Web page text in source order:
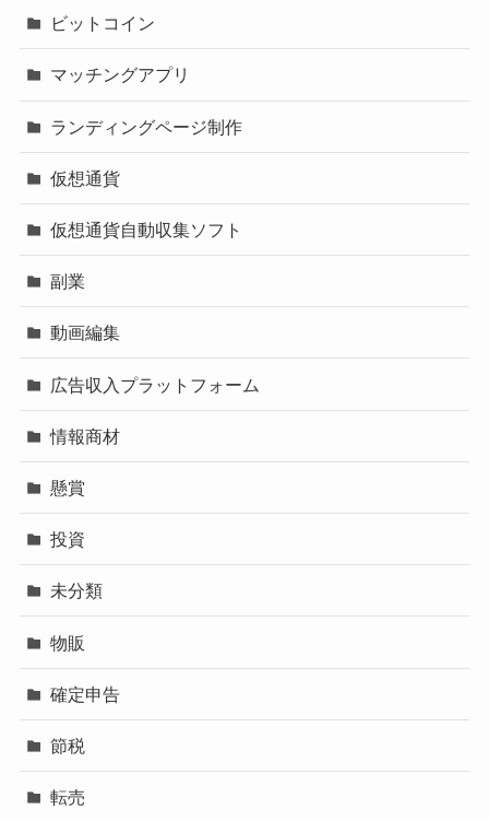
ビットコイン
マッチングアプリ
ランディングページ制作
仮想通貨
仮想通貨自動収集ソフト
副業
動画編集
広告収入プラットフォーム
情報商材
懸賞
投資
未分類
物販
確定申告
節税
転売